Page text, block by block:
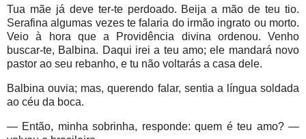
Tua mãe já deve ter-te perdoado. Beija a mão de teu tio.
Serafina algumas vezes te falaria do irmão ingrato ou morto.
Veio à hora que a Providência divina ordenou. Venho
buscar-te, Balbina. Daqui irei a teu amo; ele mandará novo
pastor ao seu rebanho, e tu não voltarás a casa dele.
Balbina ouvia; mas, querendo falar, sentia a língua soldada
ao céu da boca.
— Então, minha sobrinha, responde: quem é teu amo? —